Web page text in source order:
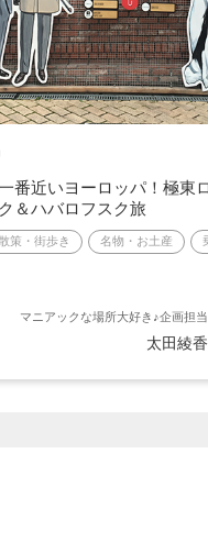
番近いヨーロッパ！極東
＆ハバロフスク旅
策・街歩き 名物・お土産
マニアックな場所大好き♪企画担当
太田綾香